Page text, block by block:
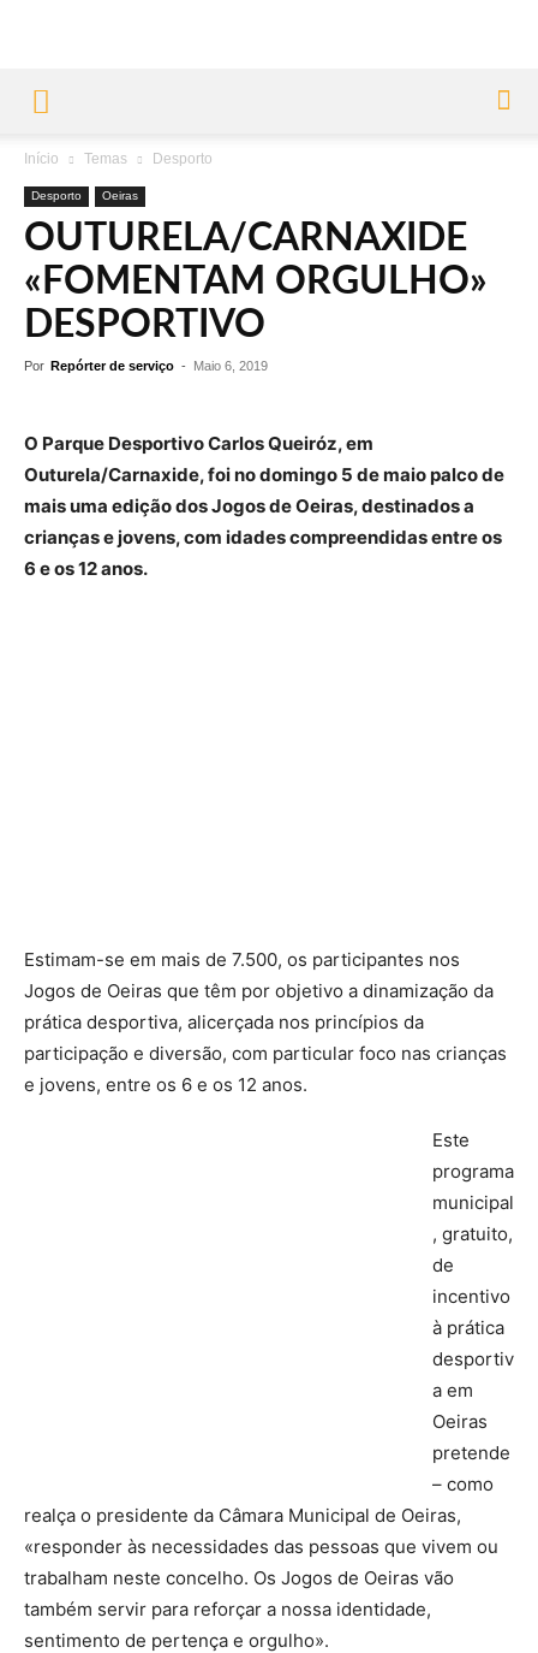
Início Temas Desporto
Desporto Oeiras
OUTURELA/CARNAXIDE
«FOMENTAM ORGULHO»
DESPORTIVO
Por Repórter de serviço - Maio 6, 2019
O Parque Desportivo Carlos Queiróz, em
Outurela/Carnaxide, foi no domingo 5 de maio palco de
mais uma edição dos Jogos de Oeiras, destinados a
crianças e jovens, com idades compreendidas entre os
6 e os 12 anos.
Estimam-se em mais de 7.500, os participantes nos
Jogos de Oeiras que têm por objetivo a dinamização da
prática desportiva, alicerçada nos princípios da
participação e diversão, com particular foco nas crianças
e jovens, entre os 6 e os 12 anos.
Este
programa
municipal
, gratuito,
de
incentivo
à prática
desportiv
a em
Oeiras
pretende
– como
realça o presidente da Câmara Municipal de Oeiras,
«responder às necessidades das pessoas que vivem ou
trabalham neste concelho. Os Jogos de Oeiras vão
também servir para reforçar a nossa identidade,
sentimento de pertença e orgulho».